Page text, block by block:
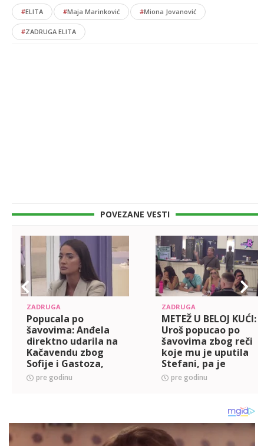
#ELITA #Maja Marinković #Miona Jovanović
#ZADRUGA ELITA
POVEZANE VESTI
ZADRUGA
Popucala po
šavovima: Anđela
direktno udarila na
Kačavendu zbog
Sofije i Gastoza,
nastao muk u Beloj
kući! (VIDEO)
pre godinu
ZADRUGA
METEŽ U BELOJ KUĆI:
Uroš popucao po
šavovima zbog reči
koje mu je uputila
Stefani, pa je
isprozivao nakon
što je pohvalila
pre godinu